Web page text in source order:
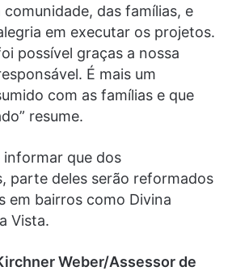
das famílias, e
em executar os projetos.
possível graças a nossa
É mais um
com as famílias e que
resume.
que dos
parte deles serão reformados
em bairros como Divina
Vista.
Weber/Assessor de